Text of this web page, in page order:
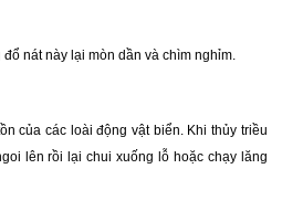
nát này lại mòn dần và chìm nghỉm.
của các loài động vật biển. Khi thủy triều
lên rồi lại chui xuống lỗ hoặc chạy lăng